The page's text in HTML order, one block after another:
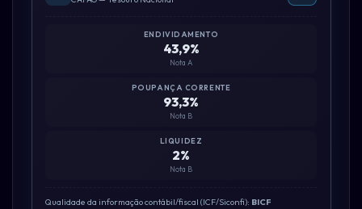
ENDIVIDAMENTO
43,9%
Nota A
POUPANÇA CORRENTE
93,3%
Nota B
LIQUIDEZ
2%
Nota B
Qualidade da informação contábil/fiscal (ICF/Siconfi): BICF